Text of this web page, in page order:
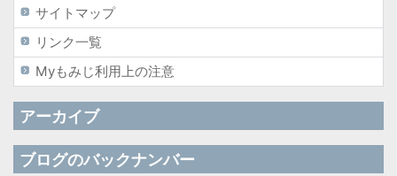
サイトマップ
リンク一覧
Myもみじ利用上の注意
アーカイブ
ブログのバックナンバー